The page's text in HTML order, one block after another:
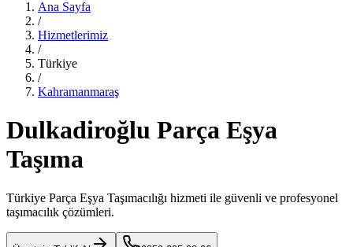
Ana Sayfa
/
Hizmetlerimiz
/
Türkiye
/
Kahramanmaraş
Dulkadiroğlu Parça Eşya
Taşıma
Türkiye Parça Eşya Taşımacılığı hizmeti ile güvenli ve profesyonel
taşımacılık çözümleri.